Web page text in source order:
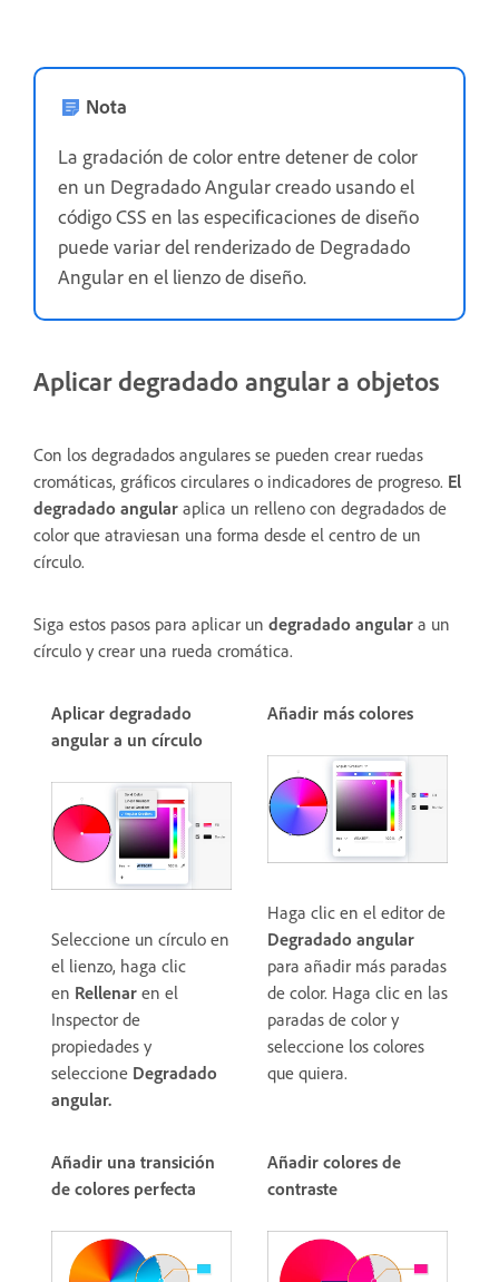
Nota
La gradación de color entre detener de color
en un Degradado Angular creado usando el
código CSS en las especificaciones de diseño
puede variar del renderizado de Degradado
Angular en el lienzo de diseño.
Aplicar degradado angular a objetos
Con los degradados angulares se pueden crear ruedas
cromáticas, gráficos circulares o indicadores de progreso. El
degradado angular aplica un relleno con degradados de
color que atraviesan una forma desde el centro de un
círculo.
Siga estos pasos para aplicar un degradado angular a un
círculo y crear una rueda cromática.
Aplicar degradado
angular a un círculo
Seleccione un círculo en
el lienzo, haga clic
en Rellenar en el
Inspector de
propiedades y
seleccione Degradado
angular.
Añadir más colores
Haga clic en el editor de
Degradado angular
para añadir más paradas
de color. Haga clic en las
paradas de color y
seleccione los colores
que quiera.
Añadir una transición
de colores perfecta
Añadir colores de
contraste